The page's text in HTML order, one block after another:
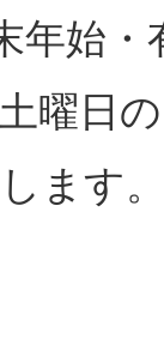
年始
曜日
ます